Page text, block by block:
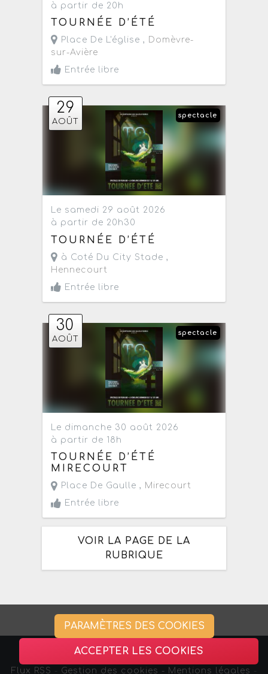
à partir de 20h
TOURNÉE D’ÉTÉ
Place De L'église , Domèvre-
sur-Avière
Entrée libre
29
AOÛT
spectacle
Le samedi 29 août 2026
à partir de 20h30
TOURNÉE D’ÉTÉ
à Coté Du City Stade ,
Hennecourt
Entrée libre
30
AOÛT
spectacle
Le dimanche 30 août 2026
à partir de 18h
TOURNÉE D’ÉTÉ
MIRECOURT
Place De Gaulle , Mirecourt
Entrée libre
VOIR LA PAGE DE LA
RUBRIQUE
Flux RSS Gestion des cookies - Mentions légales
PARAMÈTRES DES COOKIES
ACCEPTER LES COOKIES